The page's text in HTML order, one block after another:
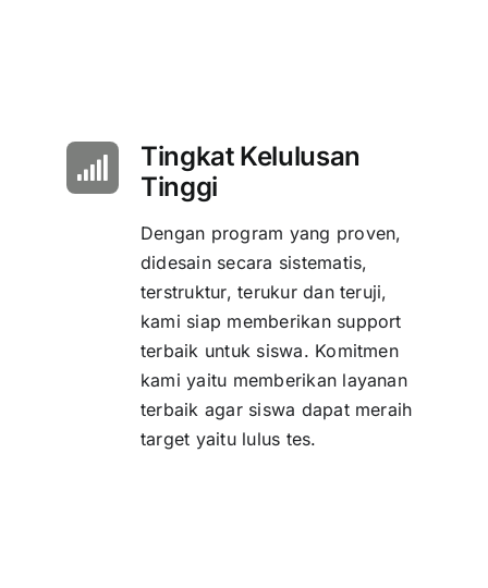
Tingkat Kelulusan
Tinggi
Dengan program yang proven,
didesain secara sistematis,
terstruktur, terukur dan teruji,
kami siap memberikan support
terbaik untuk siswa. Komitmen
kami yaitu memberikan layanan
terbaik agar siswa dapat meraih
target yaitu lulus tes.